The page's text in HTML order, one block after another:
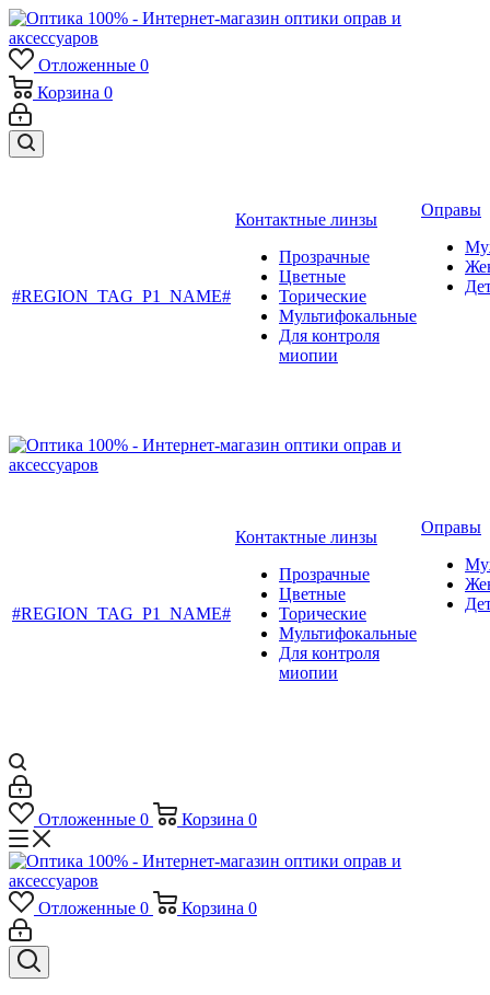
Отложенные 0
Корзина 0
#REGION_TAG_P1_NAME#
Контактные линзы
Прозрачные
Цветные
Торические
Мультифокальные
Для контроля
миопии
Оправы
#REGION_TAG_P1_NAME#
Контактные линзы
Прозрачные
Цветные
Торические
Мультифокальные
Для контроля
миопии
Оправы
Отложенные 0 Корзина 0
Отложенные 0 Корзина 0